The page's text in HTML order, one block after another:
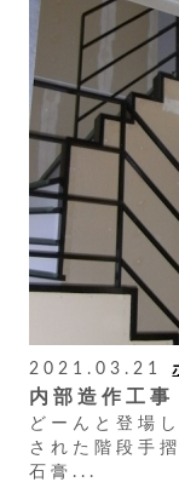
2021.03.21
内部造作工事
どーんと登場
された階段手
石膏...